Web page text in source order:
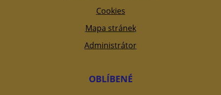
Cookies
Mapa stránek
Administrátor
OBLÍBENÉ